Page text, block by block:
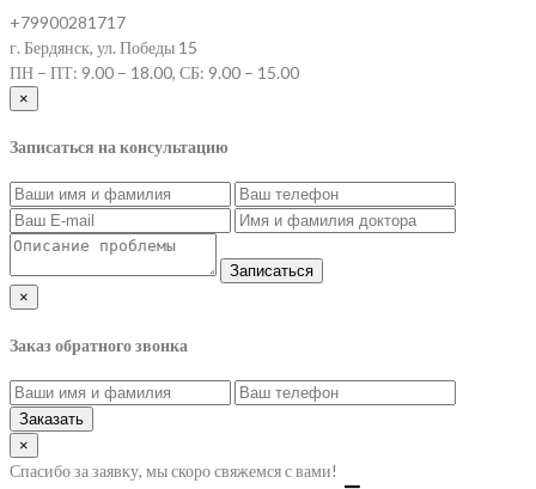
+79900281717
г. Бердянск, ул. Победы 15
ПН – ПТ: 9.00 – 18.00, СБ: 9.00 – 15.00
×
Записаться на консультацию
Записаться
×
Заказ обратного звонка
Заказать
×
Спасибо за заявку, мы скоро свяжемся с вами!